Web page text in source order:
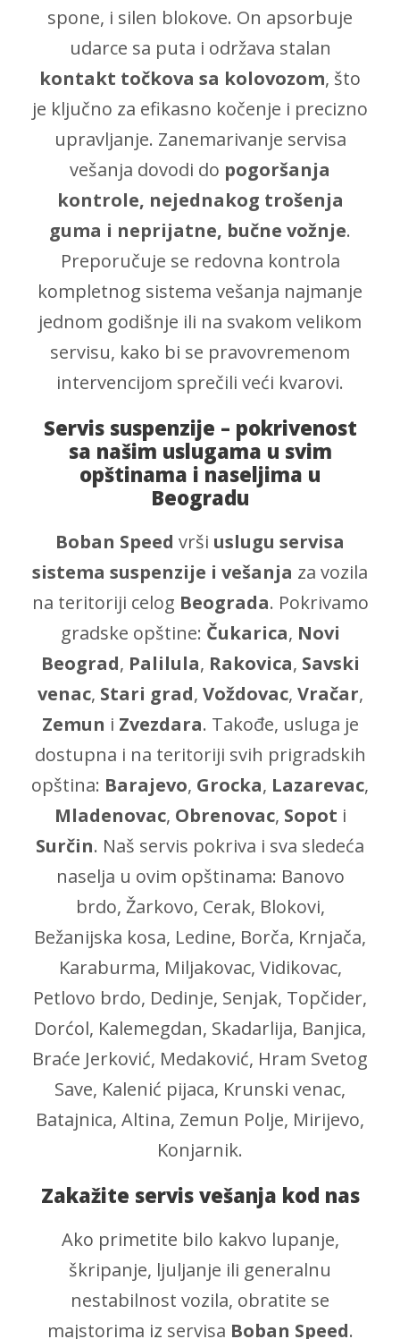
spone, i silen blokove. On apsorbuje
udarce sa puta i održava stalan
kontakt točkova sa kolovozom, što
je ključno za efikasno kočenje i precizno
upravljanje. Zanemarivanje servisa
vešanja dovodi do pogoršanja
kontrole, nejednakog trošenja
guma i neprijatne, bučne vožnje.
Preporučuje se redovna kontrola
kompletnog sistema vešanja najmanje
jednom godišnje ili na svakom velikom
servisu, kako bi se pravovremenom
intervencijom sprečili veći kvarovi.
Servis suspenzije – pokrivenost
sa našim uslugama u svim
opštinama i naseljima u
Beogradu
Boban Speed vrši uslugu servisa
sistema suspenzije i vešanja za vozila
na teritoriji celog Beograda. Pokrivamo
gradske opštine: Čukarica, Novi
Beograd, Palilula, Rakovica, Savski
venac, Stari grad, Voždovac, Vračar,
Zemun i Zvezdara. Takođe, usluga je
dostupna i na teritoriji svih prigradskih
opština: Barajevo, Grocka, Lazarevac,
Mladenovac, Obrenovac, Sopot i
Surčin. Naš servis pokriva i sva sledeća
naselja u ovim opštinama: Banovo
brdo, Žarkovo, Cerak, Blokovi,
Bežanijska kosa, Ledine, Borča, Krnjača,
Karaburma, Miljakovac, Vidikovac,
Petlovo brdo, Dedinje, Senjak, Topčider,
Dorćol, Kalemegdan, Skadarlija, Banjica,
Braće Jerković, Medaković, Hram Svetog
Save, Kalenić pijaca, Krunski venac,
Batajnica, Altina, Zemun Polje, Mirijevo,
Konjarnik.
Zakažite servis vešanja kod nas
Ako primetite bilo kakvo lupanje,
škripanje, ljuljanje ili generalnu
nestabilnost vozila, obratite se
majstorima iz servisa Boban Speed.